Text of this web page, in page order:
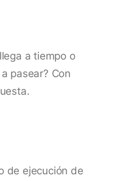
a tiempo o
pasear? Con
de ejecución de